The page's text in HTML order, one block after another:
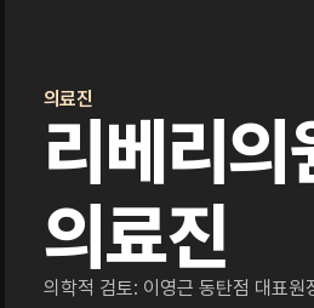
의료진
리베리의
의료진
의학적 검토: 이영근 동탄점 대표원